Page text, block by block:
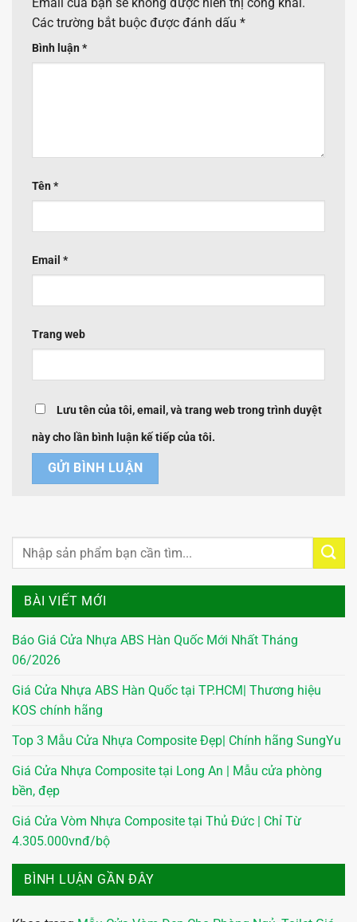
BÀI VIẾT MỚI
Báo Giá Cửa Nhựa ABS Hàn Quốc Mới Nhất Tháng
06/2026
Giá Cửa Nhựa ABS Hàn Quốc tại TP.HCM| Thương hiệu
KOS chính hãng
Top 3 Mẫu Cửa Nhựa Composite Đẹp| Chính hãng SungYu
Giá Cửa Nhựa Composite tại Long An | Mẫu cửa phòng
bền, đẹp
Giá Cửa Vòm Nhựa Composite tại Thủ Đức | Chỉ Từ
4.305.000vnđ/bộ
BÌNH LUẬN GẦN ĐÂY
Email của bạn sẽ không được hiển thị công khai.
Các trường bắt buộc được đánh dấu *
Bình luận *
Tên *
Email *
Trang web
Lưu tên của tôi, email, và trang web trong trình duyệt
này cho lần bình luận kế tiếp của tôi.